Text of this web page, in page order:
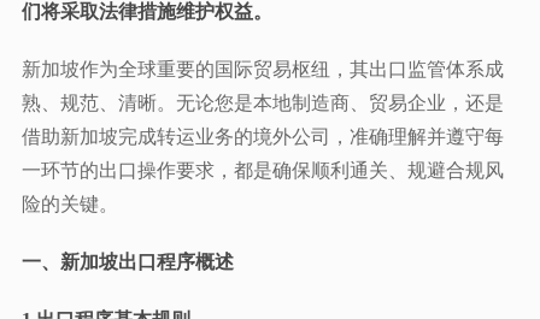
们将采取法律措施维护权益。
新加坡作为全球重要的国际贸易枢纽，其出口监管体系成
熟、规范、清晰。无论您是本地制造商、贸易企业，还是
借助新加坡完成转运业务的境外公司，准确理解并遵守每
一环节的出口操作要求，都是确保顺利通关、规避合规风
险的关键。
一、新加坡出口程序概述